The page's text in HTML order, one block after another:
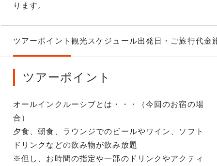
ります。
ツアーポイント 観光スケジュール出発日・ご旅行代金
ツアーポイント
オールインクルーシブとは・・・（今回のお宿の場
合）
夕食、朝食、ラウンジでのビールやワイン、ソフト
ドリンクなどの飲み物が飲み放題
※但し、お時間の指定や一部のドリンクやアクティ